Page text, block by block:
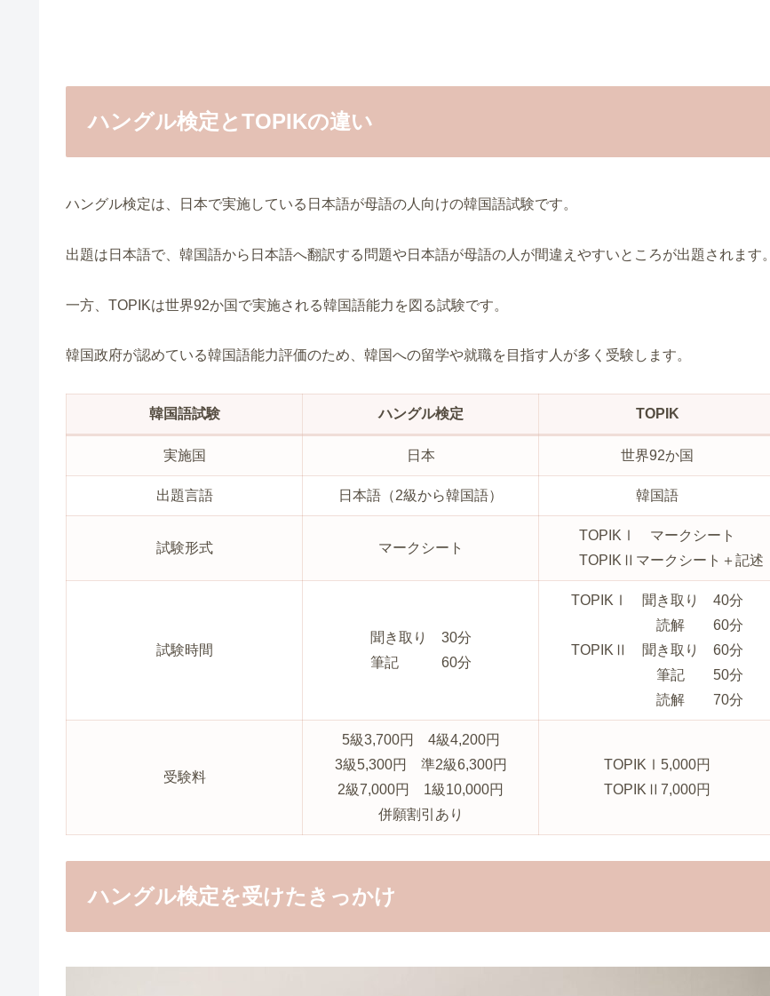
ハングル検定とTOPIKの違い
ハングル検定は、日本で実施している日本語が母語の人向けの韓国語試験です。
出題は日本語で、韓国語から日本語へ翻訳する問題や日本語が母語の人が間違えやすいところが出題されます。
一方、TOPIKは世界92か国で実施される韓国語能力を図る試験です。
韓国政府が認めている韓国語能力評価のため、韓国への留学や就職を目指す人が多く受験します。
韓国語試験 ハングル検定 TOPIK
実施国 日本 世界92か国
出題言語 日本語（2級から韓国語） 韓国語
試験形式 マークシート
TOPIKⅠ マークシート
TOPIKⅡマークシート＋記述
試験時間
聞き取り 30分
筆記 60分
TOPIKⅠ 聞き取り 40分
読解 60分
TOPIKⅡ 聞き取り 60分
筆記 50分
読解 70分
受験料
5級3,700円 4級4,200円
3級5,300円 準2級6,300円
2級7,000円 1級10,000円
併願割引あり
TOPIKⅠ5,000円
TOPIKⅡ7,000円
ハングル検定を受けたきっかけ